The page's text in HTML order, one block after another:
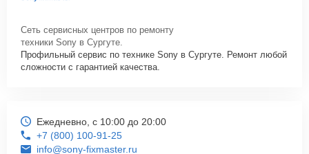
Сеть сервисных центров по ремонту
техники Sony в Сургуте.
Профильный сервис по технике Sony в Сургуте. Ремонт любой
сложности с гарантией качества.
Ежедневно, с 10:00 до 20:00
+7 (800) 100-91-25
info@sony-fixmaster.ru